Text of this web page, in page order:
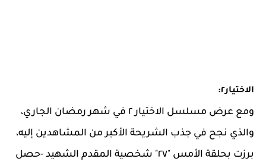
الاختيار٢:
ومع عرض مسلسل الاختيار ٢ في شهر رمضان الجاري،
والذي نجح في جذب الشريحة الأكبر من المشاهدين إليه،
برزت بحلقة الأمس "٢٧" شخصية المقدم الشهيد -حصل